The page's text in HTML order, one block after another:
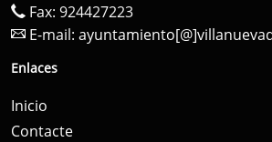
Fax: 924427223
E-mail:
Enlaces
Inicio
Contacte